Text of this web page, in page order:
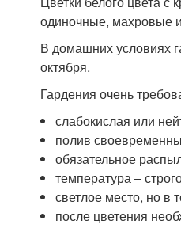
одиночные, махровые
В домашних условиях
октября.
Гардения очень
слабокислая или
полив
обязательное
температура –
светлое место, но в
после цветения